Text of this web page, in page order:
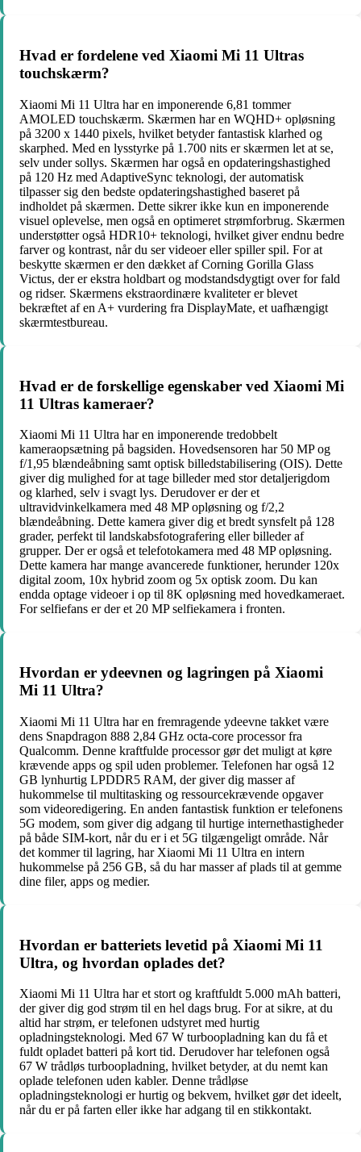
Hvad er fordelene ved Xiaomi Mi 11 Ultras
touchskærm?
Xiaomi Mi 11 Ultra har en imponerende 6,81 tommer
AMOLED touchskærm. Skærmen har en WQHD+ opløsning
på 3200 x 1440 pixels, hvilket betyder fantastisk klarhed og
skarphed. Med en lysstyrke på 1.700 nits er skærmen let at se,
selv under sollys. Skærmen har også en opdateringshastighed
på 120 Hz med AdaptiveSync teknologi, der automatisk
tilpasser sig den bedste opdateringshastighed baseret på
indholdet på skærmen. Dette sikrer ikke kun en imponerende
visuel oplevelse, men også en optimeret strømforbrug. Skærmen
understøtter også HDR10+ teknologi, hvilket giver endnu bedre
farver og kontrast, når du ser videoer eller spiller spil. For at
beskytte skærmen er den dækket af Corning Gorilla Glass
Victus, der er ekstra holdbart og modstandsdygtigt over for fald
og ridser. Skærmens ekstraordinære kvaliteter er blevet
bekræftet af en A+ vurdering fra DisplayMate, et uafhængigt
skærmtestbureau.
Hvad er de forskellige egenskaber ved Xiaomi Mi
11 Ultras kameraer?
Xiaomi Mi 11 Ultra har en imponerende tredobbelt
kameraopsætning på bagsiden. Hovedsensoren har 50 MP og
f/1,95 blændeåbning samt optisk billedstabilisering (OIS). Dette
giver dig mulighed for at tage billeder med stor detaljerigdom
og klarhed, selv i svagt lys. Derudover er der et
ultravidvinkelkamera med 48 MP opløsning og f/2,2
blændeåbning. Dette kamera giver dig et bredt synsfelt på 128
grader, perfekt til landskabsfotografering eller billeder af
grupper. Der er også et telefotokamera med 48 MP opløsning.
Dette kamera har mange avancerede funktioner, herunder 120x
digital zoom, 10x hybrid zoom og 5x optisk zoom. Du kan
endda optage videoer i op til 8K opløsning med hovedkameraet.
For selfiefans er der et 20 MP selfiekamera i fronten.
Hvordan er ydeevnen og lagringen på Xiaomi
Mi 11 Ultra?
Xiaomi Mi 11 Ultra har en fremragende ydeevne takket være
dens Snapdragon 888 2,84 GHz octa-core processor fra
Qualcomm. Denne kraftfulde processor gør det muligt at køre
krævende apps og spil uden problemer. Telefonen har også 12
GB lynhurtig LPDDR5 RAM, der giver dig masser af
hukommelse til multitasking og ressourcekrævende opgaver
som videoredigering. En anden fantastisk funktion er telefonens
5G modem, som giver dig adgang til hurtige internethastigheder
på både SIM-kort, når du er i et 5G tilgængeligt område. Når
det kommer til lagring, har Xiaomi Mi 11 Ultra en intern
hukommelse på 256 GB, så du har masser af plads til at gemme
dine filer, apps og medier.
Hvordan er batteriets levetid på Xiaomi Mi 11
Ultra, og hvordan oplades det?
Xiaomi Mi 11 Ultra har et stort og kraftfuldt 5.000 mAh batteri,
der giver dig god strøm til en hel dags brug. For at sikre, at du
altid har strøm, er telefonen udstyret med hurtig
opladningsteknologi. Med 67 W turboopladning kan du få et
fuldt opladet batteri på kort tid. Derudover har telefonen også
67 W trådløs turboopladning, hvilket betyder, at du nemt kan
oplade telefonen uden kabler. Denne trådløse
opladningsteknologi er hurtig og bekvem, hvilket gør det ideelt,
når du er på farten eller ikke har adgang til en stikkontakt.